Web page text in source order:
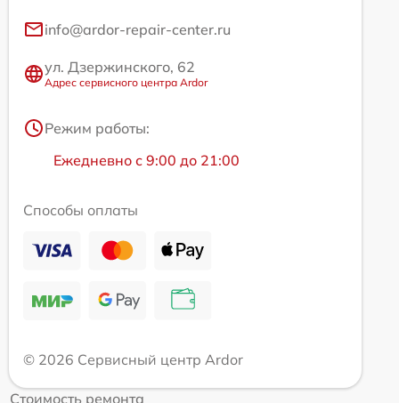
info@ardor-repair-center.ru
ул. Дзержинского, 62
Адрес сервисного центра Ardor
Режим работы:
Ежедневно с 9:00 до 21:00
Способы оплаты
© 2026 Сервисный центр Ardor
Стоимость ремонта